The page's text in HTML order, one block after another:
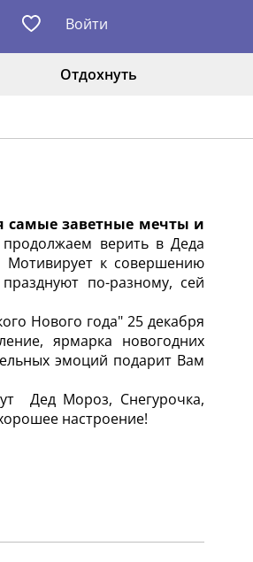
Войти
Отдохнуть
самые заветные мечты и
верить в Деда
Мотивирует к совершению
по-разному, сей
Нового года" 25 декабря
ярмарка новогодних
эмоций подарит Вам
Дед Мороз, Снегурочка,
настроение!